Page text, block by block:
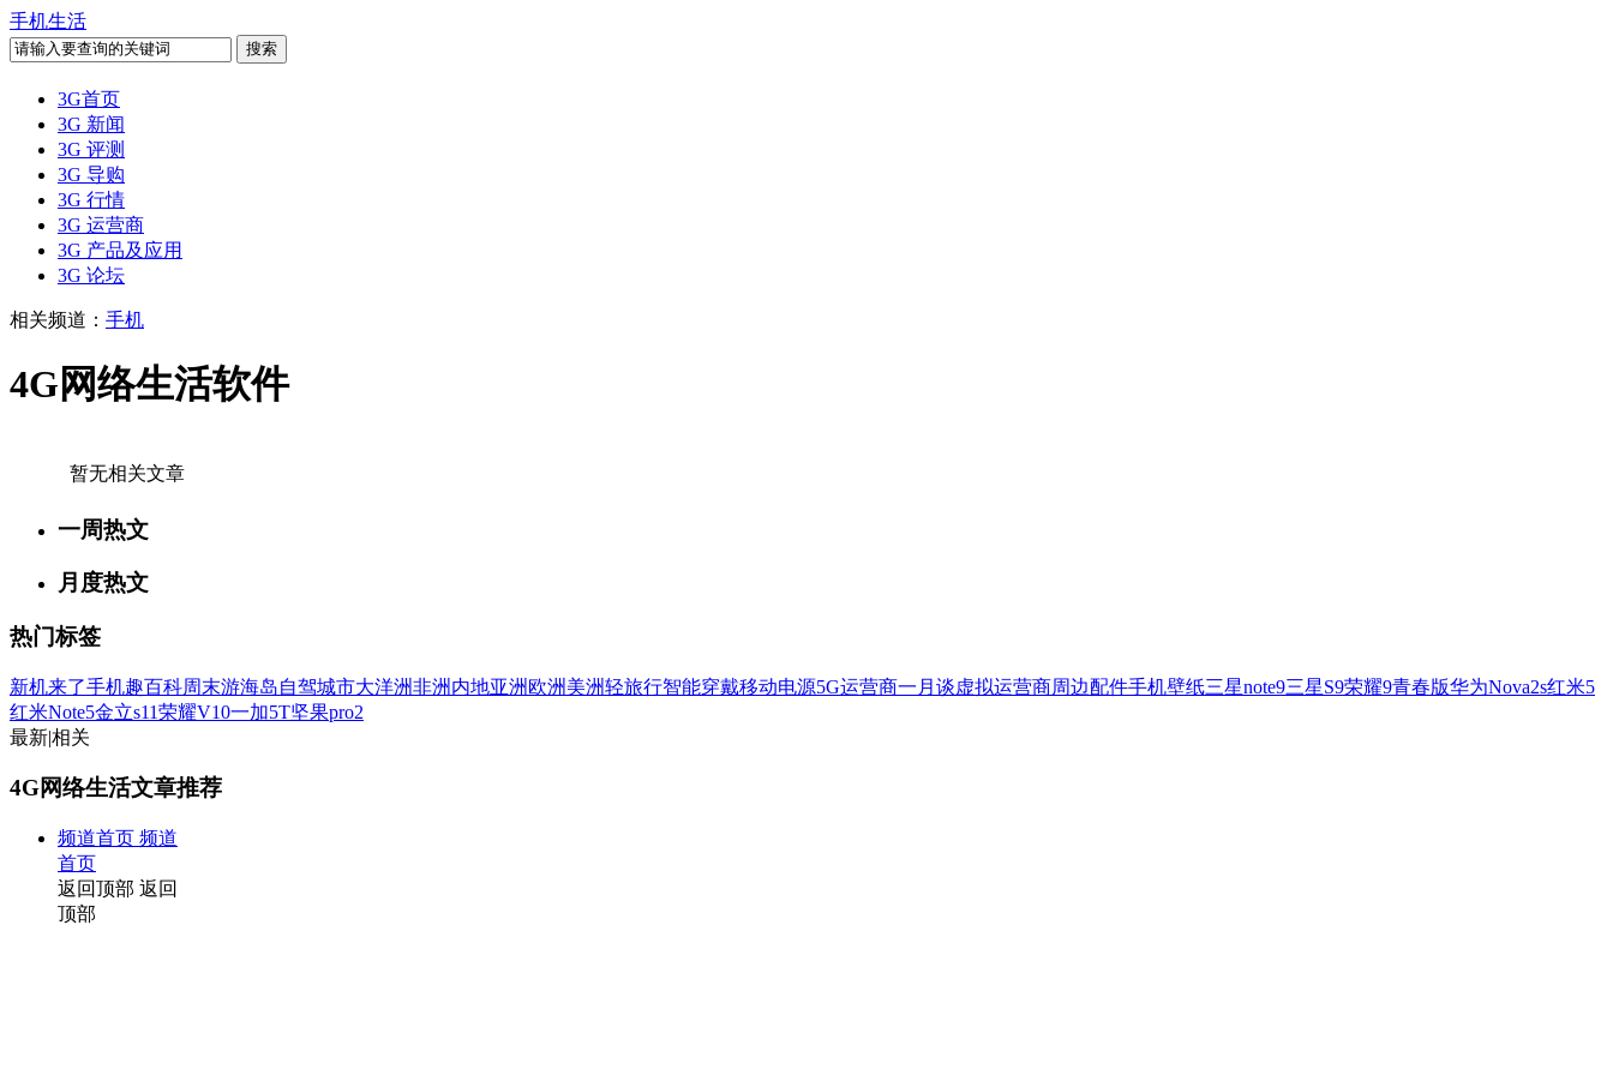
手机生活
3G首页
3G 新闻
3G 评测
3G 导购
3G 行情
3G 运营商
3G 产品及应用
3G 论坛
相关频道： 手机
4G网络生活软件
暂无相关文章
一周热文
月度热文
热门标签
新机来了手机趣百科周末游海岛自驾城市大洋洲非洲 内地亚洲 欧洲 美洲轻旅行智能穿戴移动电源5G运营商一月谈虚拟运营商周边配件手机壁纸三星note9三星S9荣耀9青春版华为Nova2s红米5
红米Note5金立s11荣耀V10一加5T坚果pro2
最新|相关
4G网络生活文章推荐
频道首页 频道
首页
返回顶部 返回
顶部